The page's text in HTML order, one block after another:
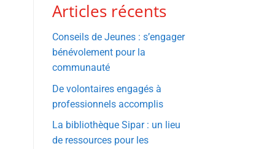
Articles récents
Conseils de Jeunes : s’engager
bénévolement pour la
communauté
De volontaires engagés à
professionnels accomplis
La bibliothèque Sipar : un lieu
de ressources pour les